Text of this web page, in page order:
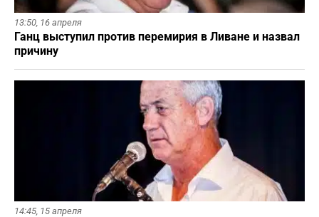
13:50, 16 апреля
Ганц выступил против перемирия в Ливане и назвал
причину
14:45, 15 апреля